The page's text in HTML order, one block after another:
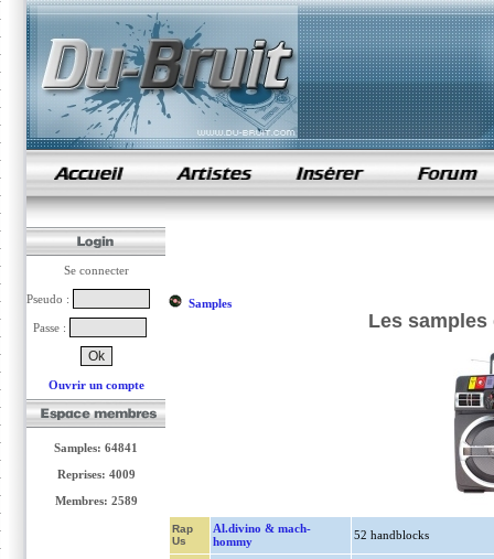
samples de rap
Se connecter
Pseudo :
Passe :
Ouvrir un compte
Samples: 64841
Reprises: 4009
Membres: 2589
Samples
Les
Rap
Us
Al.divino & mach-
hommy
52 handblocks